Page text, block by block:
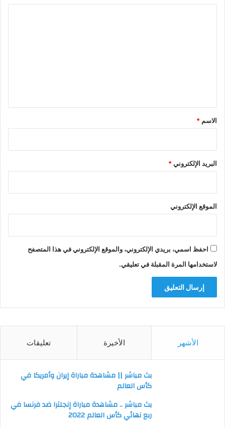
*
الاسم *
البريد الإلكتروني*
الموقع الإلكتروني
احفظ اسمي، بريدي الإلكتروني، والموقع الإلكتروني في هذا المتصفح
لاستخدامها المرة المقبلة في تعليقي.
الأشهر الأخيرة تعليقات
بث مباشر || مشاهدة مباراة إيران وأمريكا في
كأس العالم
بث مباشر .. مشاهدة مباراة إنجلترا ضد فرنسا في
ربع نهائي كأس العالم 2022